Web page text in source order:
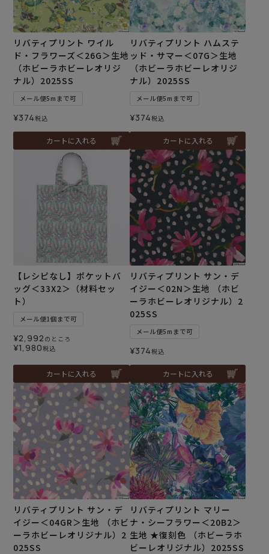
リバティプリント ワイル
ド・フラワーズ＜26G＞生地
（ホビーラホビーレオリジ
ナル）2025SS
メール便5mまで可
¥374税込
カートに入れる
リバティプリント ハムステ
ッド・サマー＜07G＞生地
（ホビーラホビーレオリジ
ナル）2025SS
メール便5mまで可
¥374税込
カートに入れる
【レシピなし】ポケットバ
ッグ＜33X2＞（材料セッ
ト）
メール便1個まで可
¥2,992 のところ
¥1,980税込
カートに入れる
リバティプリント サン・デ
イジー＜02N＞生地 （ホビ
ーラホビーレオリジナル）2
025SS
メール便5mまで可
¥374税込
カートに入れる
リバティプリント サン・デ
イジー＜04GR＞生地 （ホビ
ーラホビーレオリジナル）2
025SS
リバティプリント マリー
ナ・シーフラワー＜20B2＞
生地 ★復刻色 （ホビーラホ
ビーレオリジナル）2025SS